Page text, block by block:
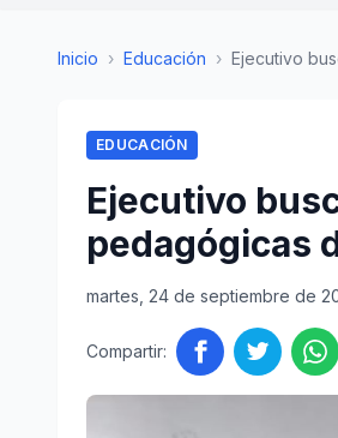
Inicio › Educación › Ejecutivo
EDUCACIÓN
Ejecutivo
pedagógicas
martes, 24 de septiembre de
Compartir: